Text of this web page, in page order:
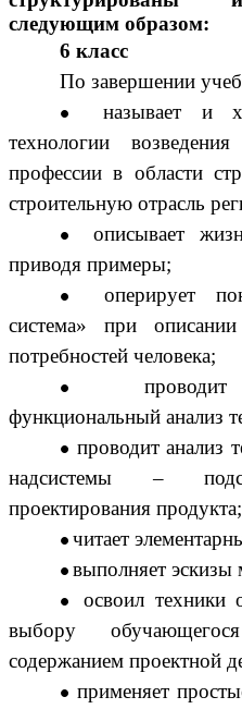
следующим образом:
6 класс
По завершении
называет и
технологии
профессии в области
строительную отрасль
описывает
приводя примеры;
оперирует
система» при описании
потребностей человека;
функциональный анализ
проводит анализ
надсистемы –
проектирования продукта;
читает
выполняет эскизы
освоил техники
выбору
содержанием проектной
применяет